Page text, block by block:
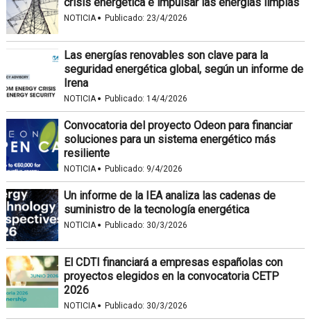
NOTICIA· Publicado: 23/4/2026
Las energías renovables son clave para la
seguridad energética global, según un informe de
Irena
NOTICIA· Publicado: 14/4/2026
Convocatoria del proyecto Odeon para financiar
soluciones para un sistema energético más
resiliente
NOTICIA· Publicado: 9/4/2026
Un informe de la IEA analiza las cadenas de
suministro de la tecnología energética
NOTICIA· Publicado: 30/3/2026
El CDTI financiará a empresas españolas con
proyectos elegidos en la convocatoria CETP
2026
NOTICIA· Publicado: 30/3/2026